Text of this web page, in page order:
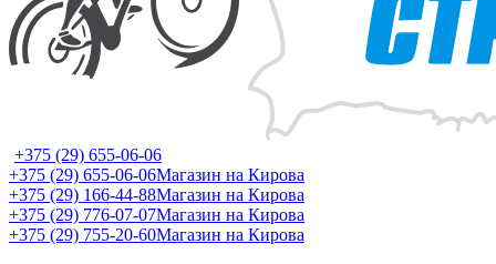
+375 (29) 655-06-06
+375 (29) 655-06-06Магазин на Кирова
+375 (29) 166-44-88Магазин на Кирова
+375 (29) 776-07-07Магазин на Кирова
+375 (29) 755-20-60Магазин на Кирова